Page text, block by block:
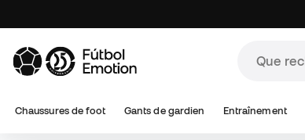
Chaussures de foot Gants de gardien Entraînement